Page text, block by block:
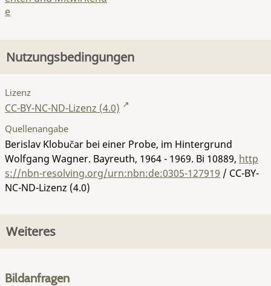
e
Nutzungsbedingungen
Lizenz
CC-BY-NC-ND-Lizenz (4.0)
Quellenangabe
Berislav Klobučar bei einer Probe, im Hintergrund
Wolfgang Wagner. Bayreuth, 1964 - 1969. Bi 10889, http
s://nbn-resolving.org/urn:nbn:de:0305-127919 / CC-BY-
NC-ND-Lizenz (4.0)
Weiteres
Bildanfragen